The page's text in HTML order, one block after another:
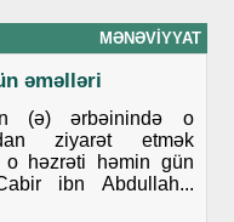
MƏNƏVIYYAT
əməlləri
(ə) ərbəinində o
ziyarət etmək
o həzrəti həmin gün
ibn Abdullah...